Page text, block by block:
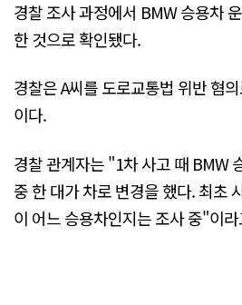
경찰 조사 과정에서 BMW 승용차
한 것으로 확인됐다.
경찰은 A씨를 도로교통법 위반 혐
이다.
경찰 관계자는 "1차 사고 때 BMW
중 한 대가 차로 변경을 했다. 최초
이 어느 승용차인지는 조사 중"이